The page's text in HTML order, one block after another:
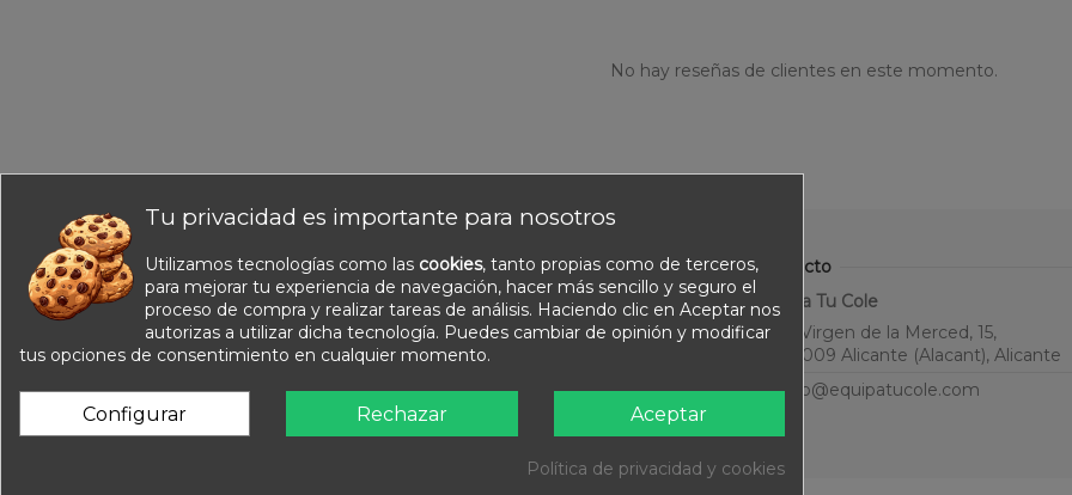
No hay reseñas de clientes en este momento.
Información
Nuestros catálogos
Contacte con nosotros
Sobre nosotros
Condiciones de venta
Aviso legal
Contacto
Equipa Tu Cole
C. Virgen de la Merced, 15,
03009 Alicante (Alacant), Alicante
info@equipatucole.com
Tu privacidad es importante para nosotros
Utilizamos tecnologías como las cookies, tanto propias como de terceros,
para mejorar tu experiencia de navegación, hacer más sencillo y seguro el
proceso de compra y realizar tareas de análisis. Haciendo clic en Aceptar nos
autorizas a utilizar dicha tecnología. Puedes cambiar de opinión y modificar
tus opciones de consentimiento en cualquier momento.
Configurar Rechazar Aceptar
Política de privacidad y cookies